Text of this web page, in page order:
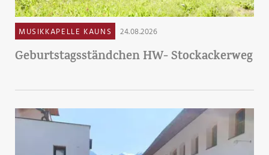
MUSIKKAPELLE KAUNS 24.08.2026
Geburtstagsständchen HW- Stockackerweg